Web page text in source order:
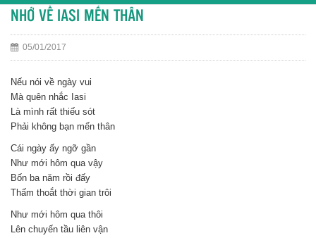
NHỚ VỀ IASI MẾN THÂN
05/01/2017
Nếu nói về ngày vui
Mà quên nhắc Iasi
Là mình rất thiếu sót
Phải không bạn mến thân
Cái ngày ấy ngỡ gần
Như mới hôm qua vậy
Bốn ba năm rồi đấy
Thấm thoắt thời gian trôi
Như mới hôm qua thôi
Lên chuyến tầu liên vận